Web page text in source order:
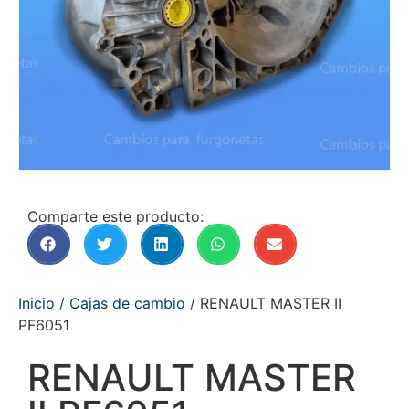
Comparte este producto:
Inicio / Cajas de cambio / RENAULT MASTER II
PF6051
RENAULT MASTER